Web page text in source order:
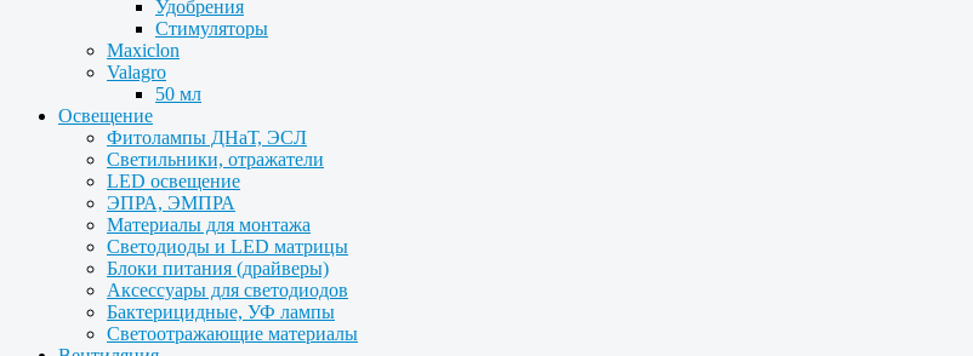
Удобрения
Стимуляторы
Maxiclon
Valagro
50 мл
Освещение
Фитолампы ДНаТ, ЭСЛ
Светильники, отражатели
LED освещение
ЭПРА, ЭМПРА
Материалы для монтажа
Светодиоды и LED матрицы
Блоки питания (драйверы)
Аксессуары для светодиодов
Бактерицидные, УФ лампы
Светоотражающие материалы